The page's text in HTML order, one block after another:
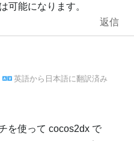
可能になります。
返信
英語から 日本語に翻訳済み
を使って cocos2dx で